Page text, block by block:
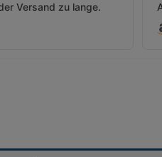
Versand zu lange.